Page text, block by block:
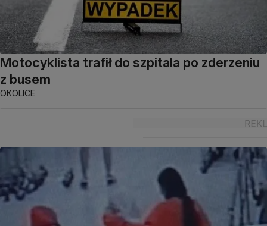
Motocyklista trafił do szpitala po zderzeniu
z busem
OKOLICE